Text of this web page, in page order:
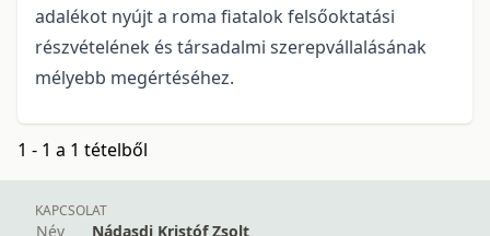
adalékot nyújt a roma fiatalok felsőoktatási
részvételének és társadalmi szerepvállalásának
mélyebb megértéséhez.
1 - 1 a 1 tételből
KAPCSOLAT
Név Nádasdi Kristóf Zsolt